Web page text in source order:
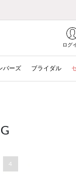
ログ
バーズ ブライダル
4